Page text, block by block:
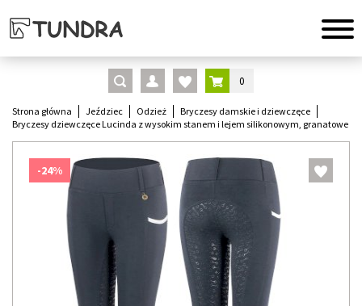
0
Strona główna Jeździec Odzież
Bryczesy damskie i dziewczęce
Bryczesy dziewczęce Lucinda z wysokim stanem i lejem silikonowym, granatowe
-24%